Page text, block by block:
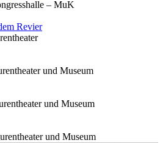
– MuK
Revier
und Museum
und Museum
und Museum